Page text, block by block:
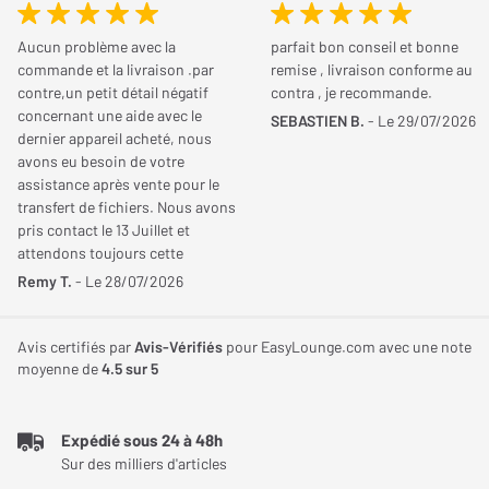
Le Hisense 65E7S Pro utilise une dalle QLED reposant sur la
technologie Quantum Dot afin d’améliorer la pureté et la précision
des couleurs affichées. Cette technologie permet de reproduire
plus d’un milliard de nuances avec une couverture de 90 % du
spectre DCI-P3 afin d’obtenir des couleurs plus réalistes et
naturelles. Associée à la définition Ultra HD 4K de 3840 x 2160
pixels, elle améliore fortement la finesse des détails sur les films,
les séries et les jeux vidéo.
Une fluidité avancée jusqu’à 144 Hz
native de 144 Hz permettant d’afficher des mouvements
particulièrement fluides. Cette fréquence élevée améliore
sportives, les scènes d’action et les jeux compétitifs. Le mode
HSR jusqu’à 280 Hz renforce également la netteté des
T2 (tuner TNT), DVB-S
(tuner satellite), DVB-S2
(tuner satellite), DVB-C
Fonctionnalités
Système d'exploitation
Voice
Aucun problème avec la
commande et la livraison .par
contre,un petit détail négatif
concernant une aide avec le
dernier appareil acheté, nous
avons eu besoin de votre
assistance après vente pour le
transfert de fichiers. Nous avons
pris contact le 13 Juillet et
attendons toujours cette
aide!!!!. Cordialement
Remy T. - Le 28/07/2026
parfait bon conseil et bonne
remise , livraison conforme au
contra , je recommande.
SEBASTIEN B. - Le 29/07/2026
Avis certifiés parAvis-Vérifiés pour EasyLounge.com avec une note
moyenne de4.5sur 5
Expédié sous 24 à 48h
Sur des milliers d'articles